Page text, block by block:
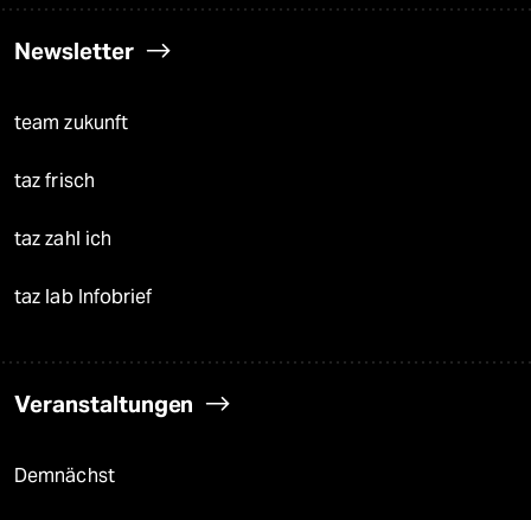
Newsletter
team zukunft
taz frisch
taz zahl ich
taz lab Infobrief
Veranstaltungen
Demnächst